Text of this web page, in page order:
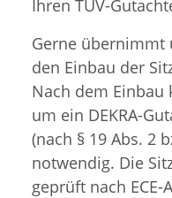
Ihren TÜV-
Gerne übernimmt
den Einbau der
Nach dem
um ein DEKRA-
(nach § 19 Abs. 2
notwendig. Die
geprüft nach